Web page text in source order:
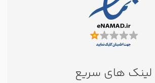
لینک های سریع